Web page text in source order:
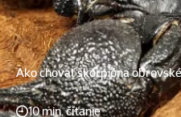
Ako chovať škorpióna
10 min. čítanie